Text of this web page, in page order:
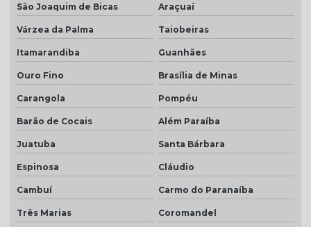
São Joaquim de Bicas Araçuaí
Várzea da Palma Taiobeiras
Itamarandiba Guanhães
Ouro Fino Brasília de Minas
Carangola Pompéu
Barão de Cocais Além Paraíba
Juatuba Santa Bárbara
Espinosa Cláudio
Cambuí Carmo do Paranaíba
Três Marias Coromandel